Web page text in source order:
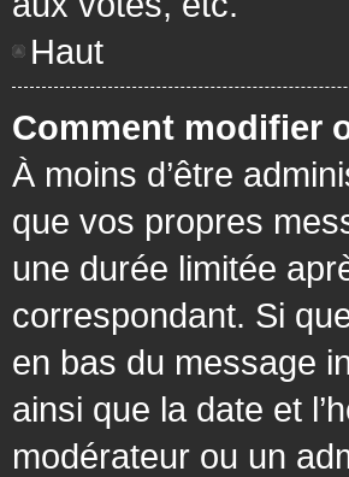
Haut
Comment modifier
À moins d’être
que vos propres
une durée limitée
correspondant. Si
en bas du message
ainsi que la date et
modérateur ou un